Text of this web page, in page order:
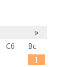
»
Сб
Вс
1